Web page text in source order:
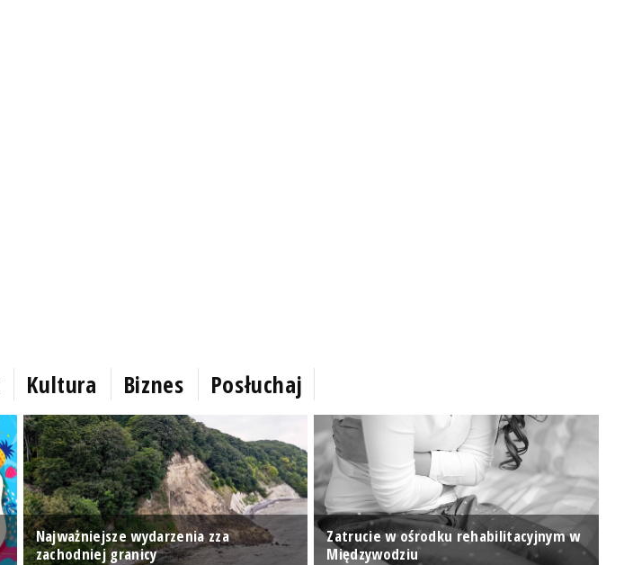
Kultura Biznes Posłuchaj
Najważniejsze wydarzenia zza
zachodniej granicy
Zatrucie w ośrodku rehabilitacyjnym w
Międzywodziu